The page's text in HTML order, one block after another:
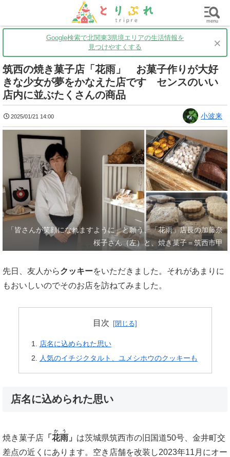
茨城 グルメ 買い物 子育て
Google検索で北関東3県境エリアの生活情報を
見つけやすくする
×
筑西の焼き菓子店「花雨」 お菓子作りが大好
きな少女が夢をかなえた店です センスのいい
店内に並ぶたくさんの商品
2025/01/21 14:00 小波来
「皆さんが笑顔になれますように」と願う、「花雨」店長の加藤奈
桜子さん（左）と、焼き菓子＝筑西市甲
先日、友人からクッキーをいただきました。それがあまりに
もおいしいのでそのお店を訪ねてみました。
目次
店名に込められた思い
人気のイチジクタルト、ユメシホウのクッキーも
店名に込められた思い
焼き菓子店 「 花雨
かう
」 は茨城県筑西市の旧国道50号、金井町交
差点の近くにあります。空き店舗を改装し2023年11月にオー
menu